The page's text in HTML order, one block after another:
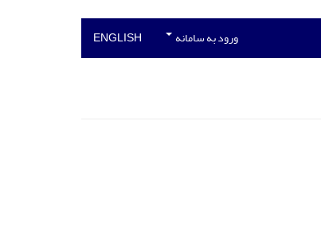
ورود به سامانه ENGLISH